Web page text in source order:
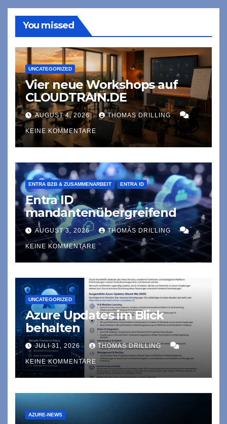
You missed
UNCATEGORIZED
Vier neue Workshops auf
CLOUDTRAIN.DE
AUGUST 4, 2026 THOMAS DRILLING
KEINE KOMMENTARE
ENTRA B2B & ZUSAMMENARBEIT ENTRA ID
Entra ID
mandantenübergreifend
AUGUST 3, 2026 THOMAS DRILLING
KEINE KOMMENTARE
UNCATEGORIZED
Azure Updates im Blick
behalten
JULI 31, 2026 THOMAS DRILLING
KEINE KOMMENTARE
AZURE-NEWS